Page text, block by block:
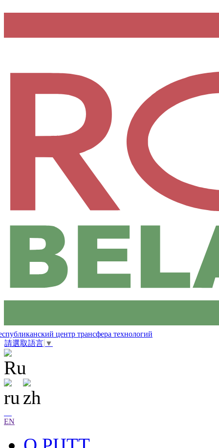
центр трансфера технологий
請選取語言 ▼
EN